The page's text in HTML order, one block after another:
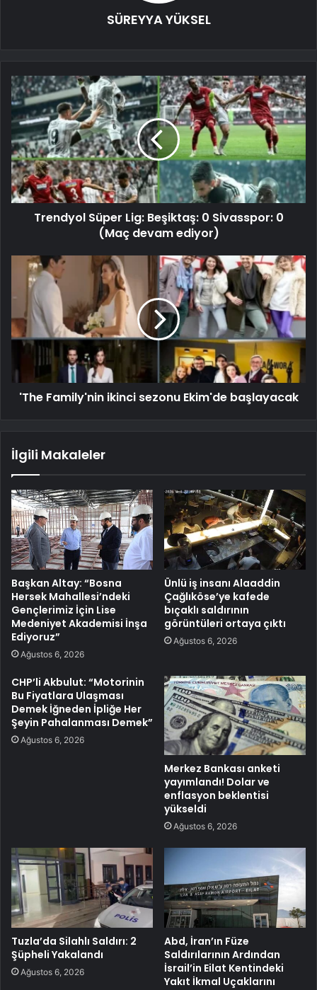
SÜREYYA YÜKSEL
Trendyol Süper Lig: Beşiktaş: 0 Sivasspor: 0
(Maç devam ediyor)
'The Family'nin ikinci sezonu Ekim'de başlayacak
İlgili Makaleler
Başkan Altay: “Bosna
Hersek Mahallesi’ndeki
Gençlerimiz İçin Lise
Medeniyet Akademisi İnşa
Ediyoruz”
Ağustos 6, 2026
Ünlü iş insanı Alaaddin
Çağlıköse’ye kafede
bıçaklı saldırının
görüntüleri ortaya çıktı
Ağustos 6, 2026
CHP’li Akbulut: “Motorinin
Bu Fiyatlara Ulaşması
Demek İğneden İpliğe Her
Şeyin Pahalanması Demek”
Ağustos 6, 2026
Merkez Bankası anketi
yayımlandı! Dolar ve
enflasyon beklentisi
yükseldi
Ağustos 6, 2026
Tuzla’da Silahlı Saldırı: 2
Şüpheli Yakalandı
Ağustos 6, 2026
Abd, İran’ın Füze
Saldırılarının Ardından
İsrail’in Eilat Kentindeki
Yakıt İkmal Uçaklarını